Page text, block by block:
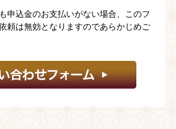
申込金のお支払いがない場合、このフ
頼は無効となりますのであらかじめご